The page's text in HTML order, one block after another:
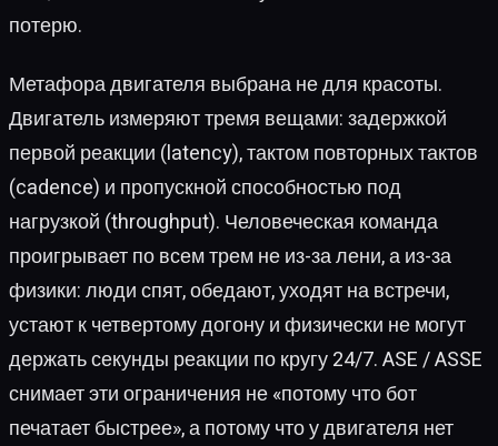
потерю.
Метафора двигателя выбрана не для красоты.
Двигатель измеряют тремя вещами: задержкой
первой реакции (latency), тактом повторных тактов
(cadence) и пропускной способностью под
нагрузкой (throughput). Человеческая команда
проигрывает по всем трем не из-за лени, а из-за
физики: люди спят, обедают, уходят на встречи,
устают к четвертому догону и физически не могут
держать секунды реакции по кругу 24/7. ASE / ASSE
снимает эти ограничения не «потому что бот
печатает быстрее», а потому что у двигателя нет